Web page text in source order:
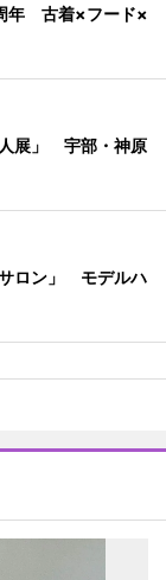
年 古着×フード×
展」 宇部・神原
ロン」 モデルハ